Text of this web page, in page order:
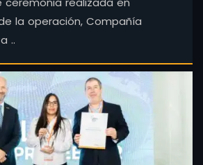
la operación, Compañía
..